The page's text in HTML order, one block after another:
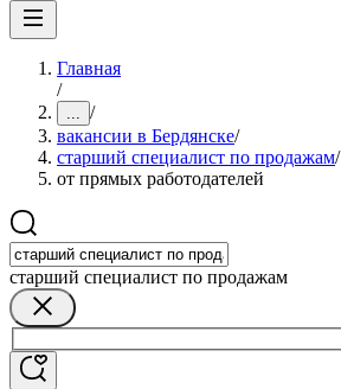
Главная
/
... /
вакансии в Бердянске/
старший специалист по продажам/
от прямых работодателей
старший специалист по продажам